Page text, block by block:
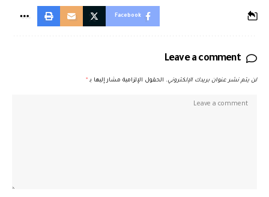
Facebook
Leave a comment
لن يتم نشر عنوان بريدك الإلكتروني. الحقول الإلزامية مشار إليها بـ *